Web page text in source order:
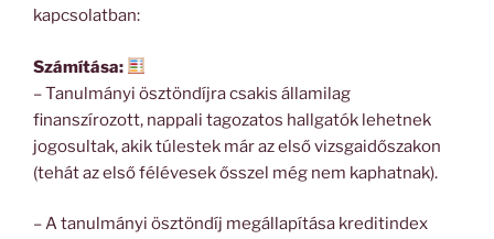
kapcsolatban:
Számítása:
– Tanulmányi ösztöndíjra csakis államilag
finanszírozott, nappali tagozatos hallgatók lehetnek
jogosultak, akik túlestek már az első vizsgaidőszakon
(tehát az első félévesek ősszel még nem kaphatnak).
– A tanulmányi ösztöndíj megállapítása kreditindex